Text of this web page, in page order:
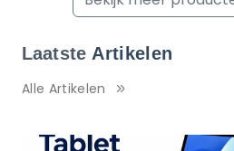
Laatste Artikelen
Alle Artikelen